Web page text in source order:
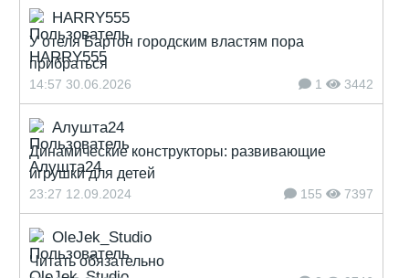
HARRY555
У отеля Бартон городским властям пора
прибраться
14:57 30.06.2026 1 3442
Алушта24
Динамические конструкторы: развивающие
игрушки для детей
23:27 12.09.2024 155 7397
OleJek_Studio
Читать обязательно